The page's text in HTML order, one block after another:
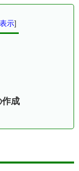
示]
作成